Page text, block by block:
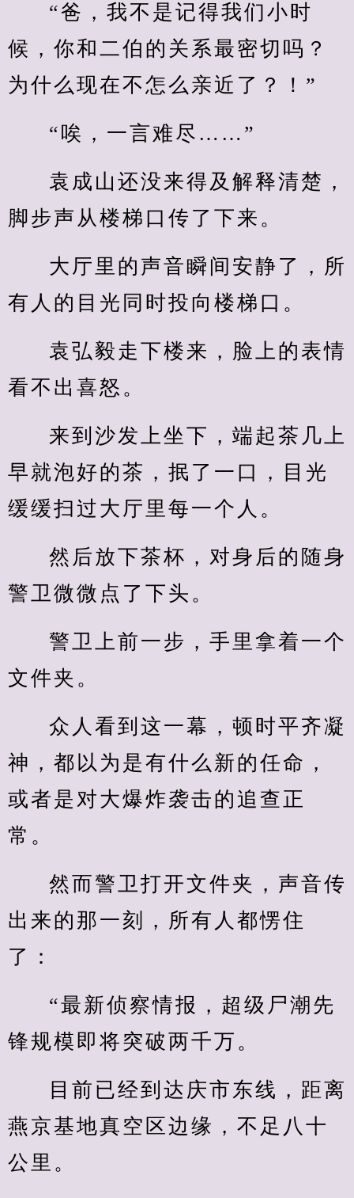
“爸，我不是记得我们小时
候，你和二伯的关系最密切吗？
为什么现在不怎么亲近了？！”
“唉，一言难尽……”
袁成山还没来得及解释清楚，
脚步声从楼梯口传了下来。
大厅里的声音瞬间安静了，所
有人的目光同时投向楼梯口。
袁弘毅走下楼来，脸上的表情
看不出喜怒。
来到沙发上坐下，端起茶几上
早就泡好的茶，抿了一口，目光
缓缓扫过大厅里每一个人。
然后放下茶杯，对身后的随身
警卫微微点了下头。
警卫上前一步，手里拿着一个
文件夹。
众人看到这一幕，顿时平齐凝
神，都以为是有什么新的任命，
或者是对大爆炸袭击的追查正
常。
然而警卫打开文件夹，声音传
出来的那一刻，所有人都愣住
了：
“最新侦察情报，超级尸潮先
锋规模即将突破两千万。
目前已经到达庆市东线，距离
燕京基地真空区边缘，不足八十
公里。